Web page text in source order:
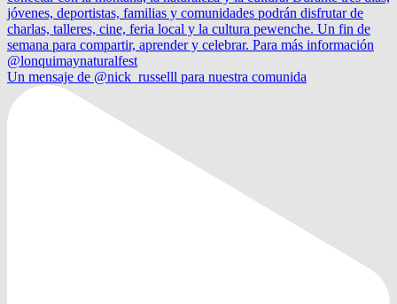
Un mensaje de @nick_russelll para nuestra comunida